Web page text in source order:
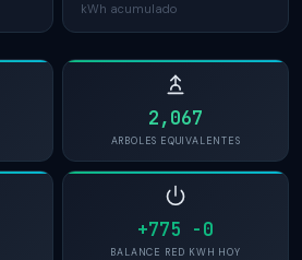
kWh acumulado
2,067
ARBOLES EQUIVALENTES
+775 -0
BALANCE RED KWH HOY